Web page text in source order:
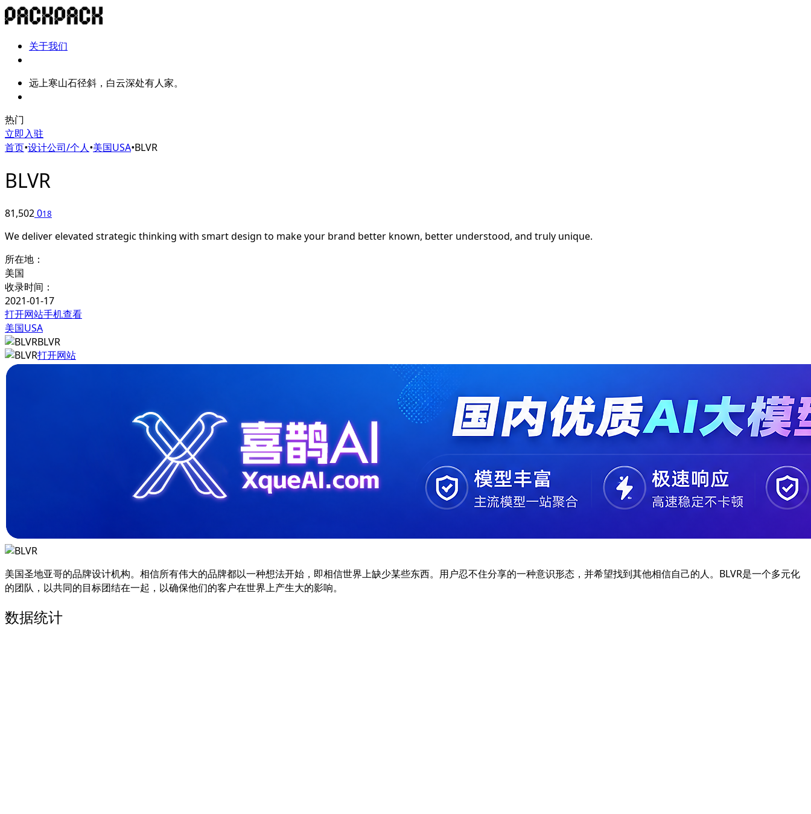
关于我们
远上寒山石径斜，白云深处有人家。
热门
立即入驻
首页•设计公司/个人•美国USA•BLVR
BLVR
81,502018
We deliver elevated strategic thinking with smart design to make your brand better known, better understood, and truly unique.
所在地：
美国
收录时间：
2021-01-17
打开网站手机查看
美国USA
BLVR
打开网站
美国圣地亚哥的品牌设计机构。相信所有伟大的品牌都以一种想法开始，即相信世界上缺少某些东西。用户忍不住分享的一种意识形态，并希望找到其他相信自己的人。BLVR是一个多元化
的团队，以共同的目标团结在一起，以确保他们的客户在世界上产生大的影响。
数据统计